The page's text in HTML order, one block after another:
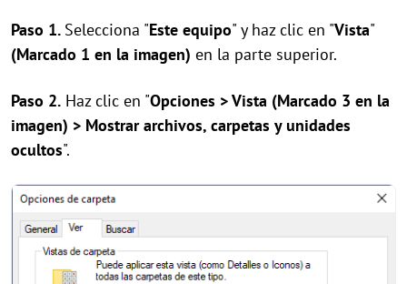
Paso 1. Selecciona "Este equipo" y haz clic en "Vista"
(Marcado 1 en la imagen) en la parte superior.
Paso 2. Haz clic en "Opciones > Vista (Marcado 3 en la
imagen) > Mostrar archivos, carpetas y unidades
ocultos".